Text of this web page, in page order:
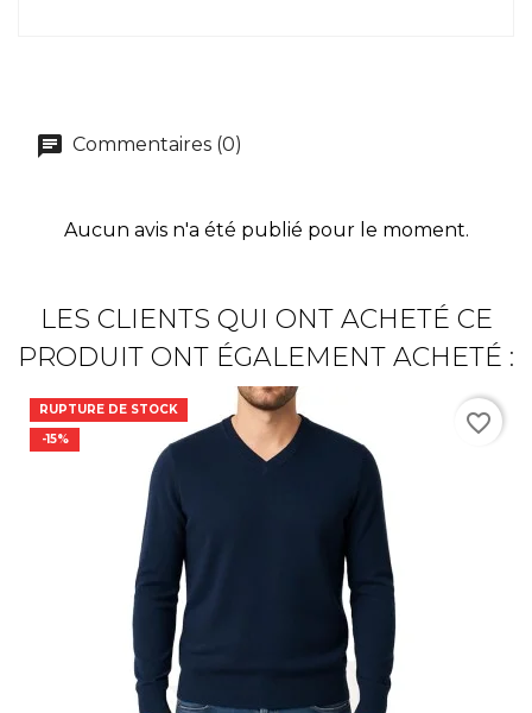
Commentaires (0)
Aucun avis n'a été publié pour le moment.
LES CLIENTS QUI ONT ACHETÉ CE
PRODUIT ONT ÉGALEMENT ACHETÉ :
RUPTURE DE STOCK
-15%
favorite_border